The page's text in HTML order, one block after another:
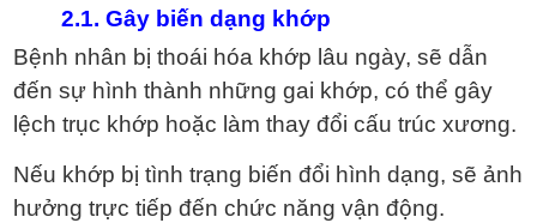
2.1. Gây biến dạng khớp
Bệnh nhân bị thoái hóa khớp lâu ngày, sẽ dẫn
đến sự hình thành những gai khớp, có thể gây
lệch trục khớp hoặc làm thay đổi cấu trúc xương.
Nếu khớp bị tình trạng biến đổi hình dạng, sẽ ảnh
hưởng trực tiếp đến chức năng vận động.